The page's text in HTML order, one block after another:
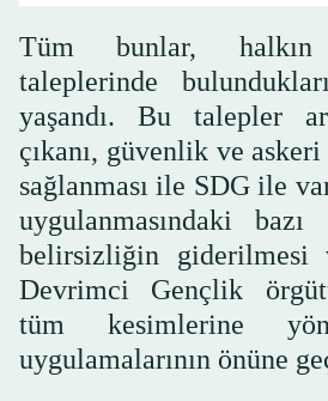
Tüm bunlar,
taleplerinde
yaşandı. Bu talepler
çıkanı, güvenlik ve askeri
sağlanması ile SDG ile
uygulanmasındaki bazı
belirsizliğin
Devrimci Gençlik
tüm kesimlerine
uygulamalarının önüne